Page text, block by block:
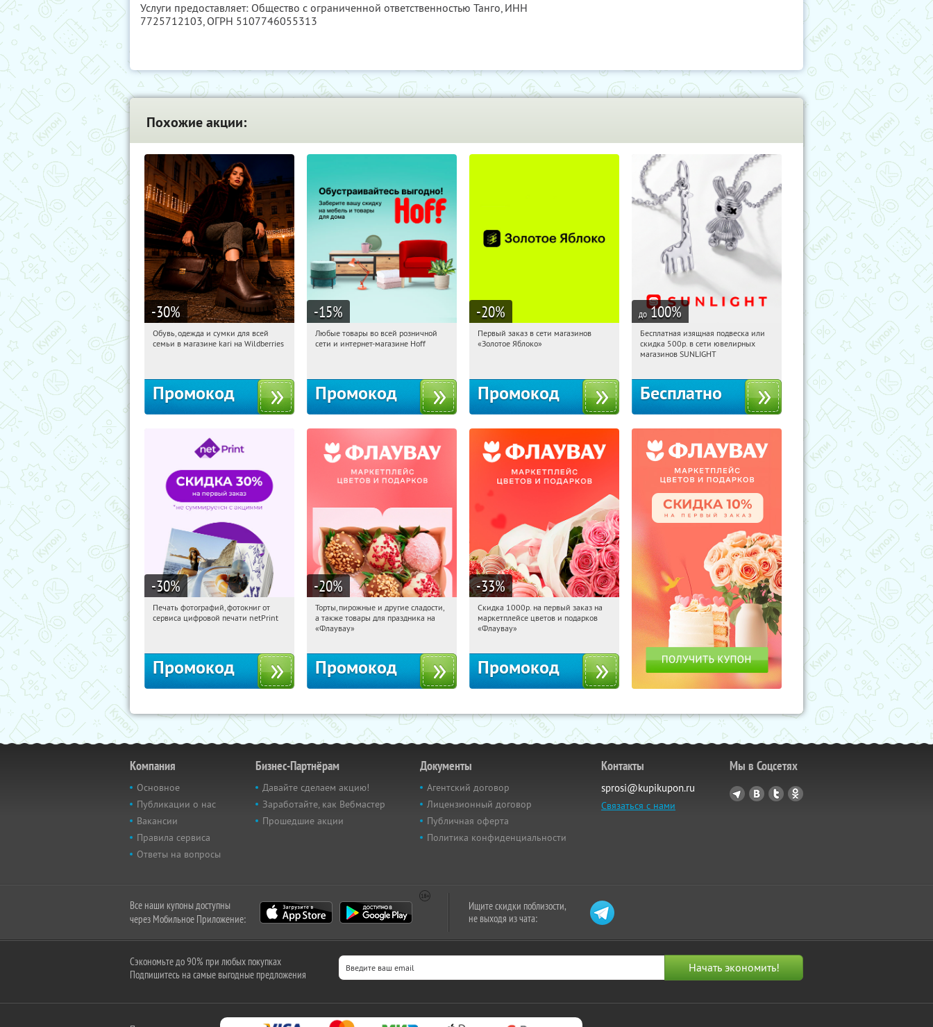
Услуги предоставляет: Общество с ограниченной ответственностью Танго, ИНН
7725712103, ОГРН 5107746055313
Похожие акции:
-30%
19:36:26 Получили:
Обувь, одежда и сумки для всей
семьи в магазине kari на Wildberries
Промокод
-15%
19:36:26 Получили:
Любые товары во всей розничной
сети и интернет-магазине Hoff
Промокод
-20%
19:36:26
Получи первым!
Первый заказ в сети магазинов
«Золотое Яблоко»
Промокод
до 100%
19:36:26 Получили:
Россия
Бесплатная изящная подвеска или
скидка 500р. в сети ювелирных
магазинов SUNLIGHT
Бесплатно
-30%
19:36:26 Получили:
Печать фотографий, фотокниг от
сервиса цифровой печати netPrint
Промокод
-20%
19:36:26 Получили:
Россия
Торты, пирожные и другие сладости,
а также товары для праздника на
«Флаувау»
Промокод
-33%
19:36:26 Получили:
Россия
Скидка 1000р. на первый заказ на
маркетплейсе цветов и подарков
«Флаувау»
Промокод
Компания
Основное
Публикации о нас
Вакансии
Правила сервиса
Ответы на вопросы
Бизнес-Партнёрам
Давайте сделаем акцию!
Заработайте, как Вебмастер
Прошедшие акции
Документы
Агентский договор
Лицензионный договор
Публичная оферта
Политика конфиденциальности
Контакты
sprosi@kupikupon.ru
Связаться с нами
Мы в Соцсетях
Все наши купоны доступны
через Мобильное Приложение:
Ищите скидки поблизости,
не выходя из чата:
Сэкономьте до 90% при любых покупках
Подпишитесь на самые выгодные предложения